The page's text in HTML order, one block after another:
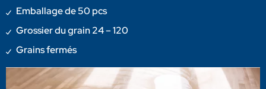
Emballage de 50 pcs
Grossier du grain 24 – 120
Grains fermés